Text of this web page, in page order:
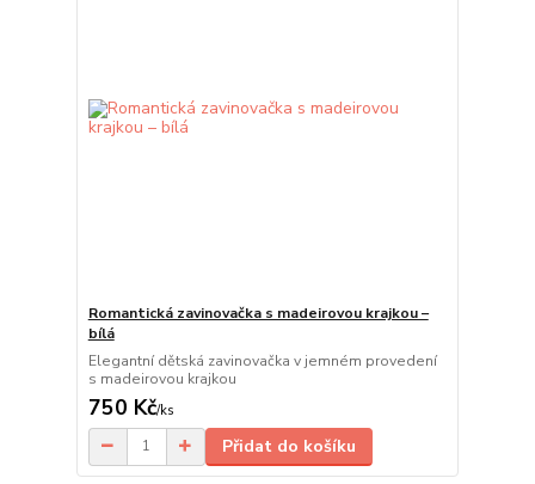
Romantická zavinovačka s madeirovou krajkou –
bílá
Elegantní dětská zavinovačka v jemném provedení
s madeirovou krajkou
750 Kč/ks
Přidat do košíku